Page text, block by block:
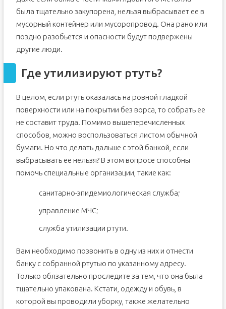
была тщательно закупорена, нельзя выбрасывает ее в
мусорный контейнер или мусоропровод. Она рано или
поздно разобьется и опасности будут подвержены
другие люди.
Где утилизируют ртуть?
В целом, если ртуть оказалась на ровной гладкой
поверхности или на покрытии без ворса, то собрать ее
не составит труда. Помимо вышеперечисленных
способов, можно воспользоваться листом обычной
бумаги. Но что делать дальше с этой банкой, если
выбрасывать ее нельзя? В этом вопросе способны
помочь специальные организации, такие как:
санитарно-эпидемиологическая служба;
управление МЧС;
служба утилизации ртути.
Вам необходимо позвонить в одну из них и отнести
банку с собранной ртутью по указанному адресу.
Только обязательно проследите за тем, что она была
тщательно упакована. Кстати, одежду и обувь, в
которой вы проводили уборку, также желательно